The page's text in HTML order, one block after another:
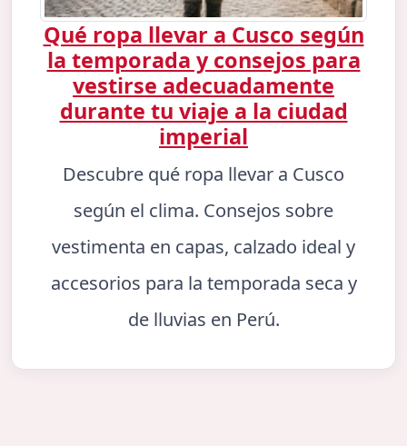
Qué ropa llevar a Cusco según
la temporada y consejos para
vestirse adecuadamente
durante tu viaje a la ciudad
imperial
Descubre qué ropa llevar a Cusco
según el clima. Consejos sobre
vestimenta en capas, calzado ideal y
accesorios para la temporada seca y
de lluvias en Perú.